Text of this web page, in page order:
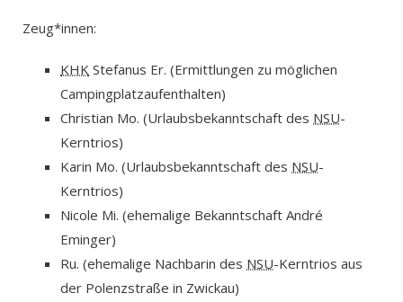
Zeug*innen:
KHK Stefanus Er. (Ermittlungen zu möglichen
Campingplatzaufenthalten)
Christian Mo. (Urlaubsbekanntschaft des NSU-
Kerntrios)
Karin Mo. (Urlaubsbekanntschaft des NSU-
Kerntrios)
Nicole Mi. (ehemalige Bekanntschaft André
Eminger)
Ru. (ehemalige Nachbarin des NSU-Kerntrios aus
der Polenzstraße in Zwickau)